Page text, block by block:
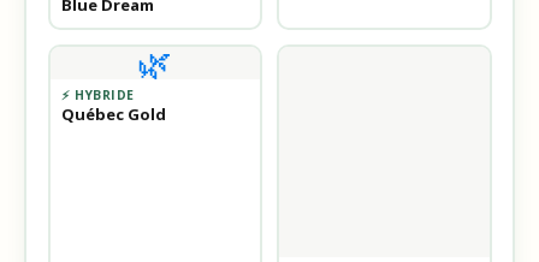
Blue Dream
🌿
⚡ HYBRIDE
Québec Gold